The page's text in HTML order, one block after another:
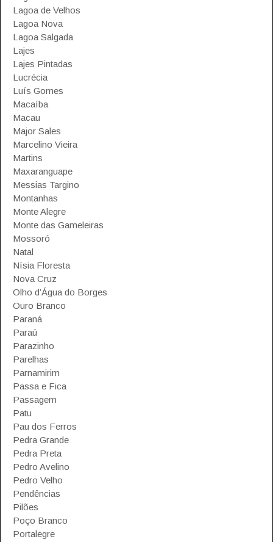
Lagoa de Velhos
Lagoa Nova
Lagoa Salgada
Lajes
Lajes Pintadas
Lucrécia
Luís Gomes
Macaíba
Macau
Major Sales
Marcelino Vieira
Martins
Maxaranguape
Messias Targino
Montanhas
Monte Alegre
Monte das Gameleiras
Mossoró
Natal
Nísia Floresta
Nova Cruz
Olho d’Água do Borges
Ouro Branco
Paraná
Paraú
Parazinho
Parelhas
Parnamirim
Passa e Fica
Passagem
Patu
Pau dos Ferros
Pedra Grande
Pedra Preta
Pedro Avelino
Pedro Velho
Pendências
Pilões
Poço Branco
Portalegre